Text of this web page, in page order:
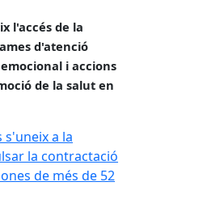
l'accés de la
d'atenció
i accions
de la salut en
s'uneix a la comarca per
s'uneix a la
la contractació
de més de 52